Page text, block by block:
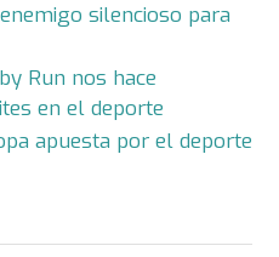
silencioso para
Run nos hace
en el deporte
apuesta por el deporte